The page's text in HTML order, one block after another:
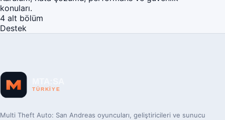
konuları.
4 alt bölüm
Destek
Multi Theft Auto: San Andreas oyuncuları, geliştiricileri ve sunucu